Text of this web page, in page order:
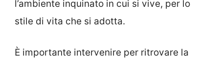
l’ambiente inquinato in cui si vive, per lo
stile di vita che si adotta.
È importante intervenire per ritrovare la